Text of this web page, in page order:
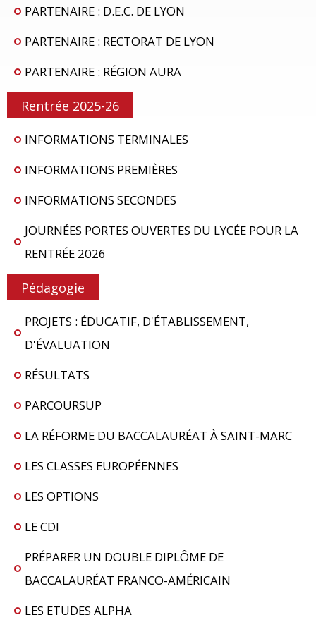
PARTENAIRE : D.E.C. DE LYON
PARTENAIRE : RECTORAT DE LYON
PARTENAIRE : RÉGION AURA
Rentrée 2025-26
INFORMATIONS TERMINALES
INFORMATIONS PREMIÈRES
INFORMATIONS SECONDES
JOURNÉES PORTES OUVERTES DU LYCÉE POUR LA
RENTRÉE 2026
Pédagogie
PROJETS : ÉDUCATIF, D'ÉTABLISSEMENT,
D'ÉVALUATION
RÉSULTATS
PARCOURSUP
LA RÉFORME DU BACCALAURÉAT À SAINT-MARC
LES CLASSES EUROPÉENNES
LES OPTIONS
LE CDI
PRÉPARER UN DOUBLE DIPLÔME DE
BACCALAURÉAT FRANCO-AMÉRICAIN
LES ETUDES ALPHA